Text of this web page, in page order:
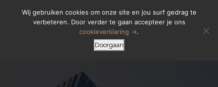
Letselschade Melden 06 14 200 440
Wij gebruiken cookies om onze site en jou surf gedrag te
verbeteren. Door verder te gaan accepteer je ons
cookieverklaring →.
Doorgaan